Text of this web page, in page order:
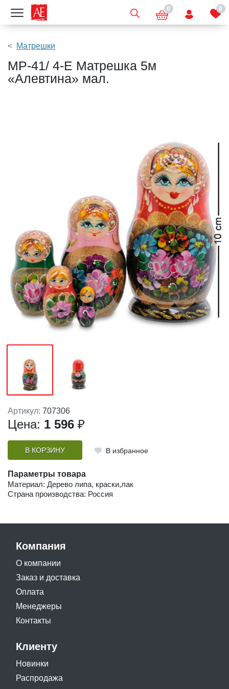
Показать меню 0 0
Матрешки
МР-41/ 4-E Матрешка 5м
«Алевтина» мал.
Артикул: 707306
Цена: 1 596 ₽
В КОРЗИНУ В избранное
Параметры товара
Материал: Дерево липа, краски,лак
Страна производства: Россия
Компания
О компании
Заказ и доставка
Оплата
Менеджеры
Контакты
Клиенту
Новинки
Распродажа